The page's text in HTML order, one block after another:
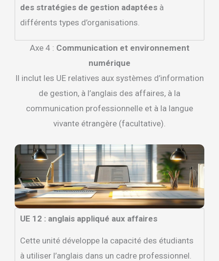
des stratégies de gestion adaptées à
différents types d’organisations.
Axe 4 : Communication et environnement
numérique
Il inclut les UE relatives aux systèmes d’information
de gestion, à l’anglais des affaires, à la
communication professionnelle et à la langue
vivante étrangère (facultative).
UE 12 : anglais appliqué aux affaires
Cette unité développe la capacité des étudiants
à utiliser l’anglais dans un cadre professionnel.